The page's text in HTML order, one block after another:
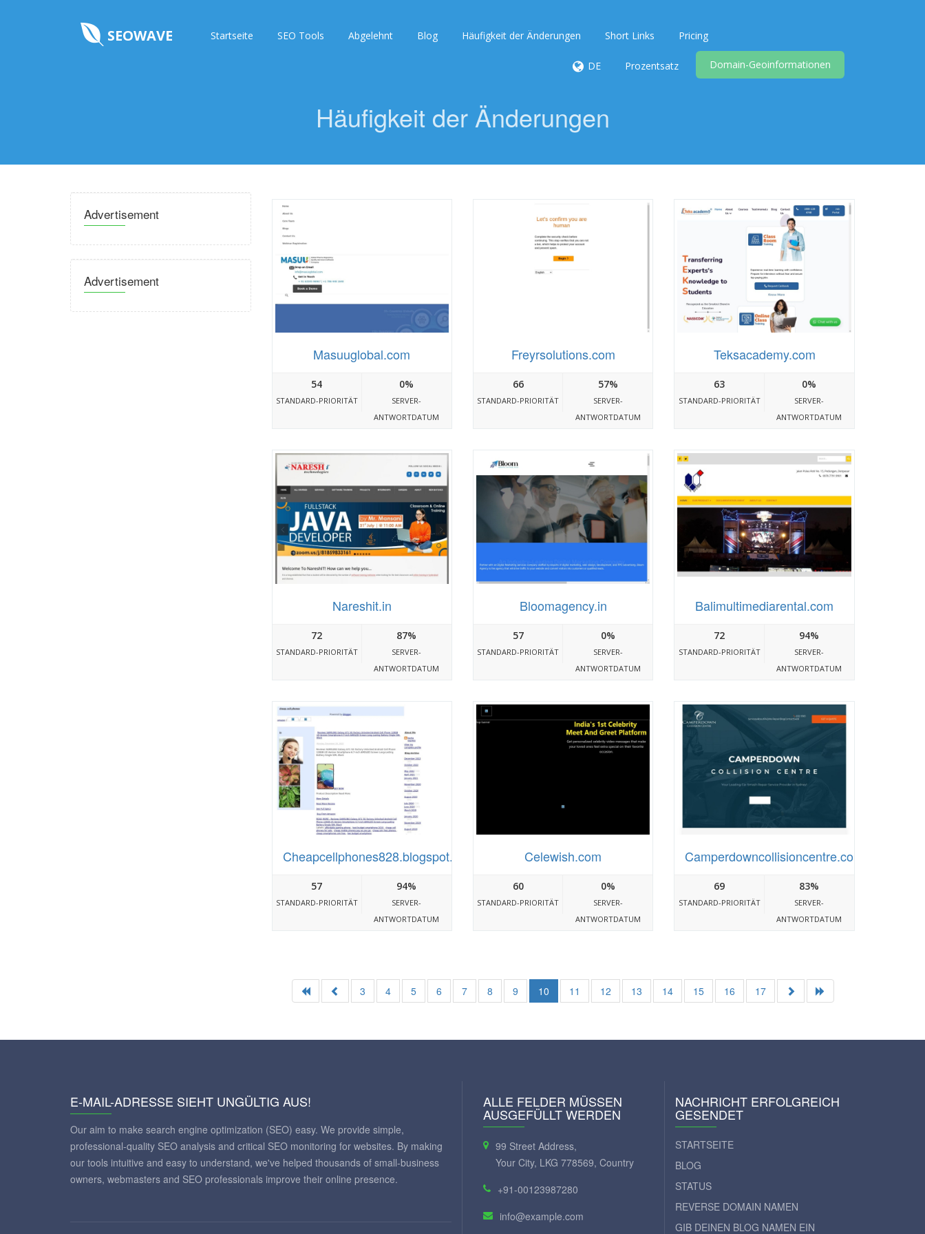
SEOWAVE Startseite SEO Tools Abgelehnt Blog Häufigkeit der Änderungen Short Links Pricing
DE Prozentsatz Domain-Geoinformationen
Häufigkeit der Änderungen
Advertisement
Advertisement
Masuuglobal.com
54
STANDARD-PRIORITÄT
0%
SERVER-
ANTWORTDATUM
Freyrsolutions.com
66
STANDARD-PRIORITÄT
57%
SERVER-
ANTWORTDATUM
Teksacademy.com
63
STANDARD-PRIORITÄT
0%
SERVER-
ANTWORTDATUM
Nareshit.in
72
STANDARD-PRIORITÄT
87%
SERVER-
ANTWORTDATUM
Bloomagency.in
57
STANDARD-PRIORITÄT
0%
SERVER-
ANTWORTDATUM
Balimultimediarental.com
72
STANDARD-PRIORITÄT
94%
SERVER-
ANTWORTDATUM
Cheapcellphones828.blogspot.com
57
STANDARD-PRIORITÄT
94%
SERVER-
ANTWORTDATUM
Celewish.com
60
STANDARD-PRIORITÄT
0%
SERVER-
ANTWORTDATUM
Camperdowncollisioncentre.com.au
69
STANDARD-PRIORITÄT
83%
SERVER-
ANTWORTDATUM
3 4 5 6 7 8 9 10 11 12 13 14 15 16 17
E-MAIL-ADRESSE SIEHT UNGÜLTIG AUS!
Our aim to make search engine optimization (SEO) easy. We provide simple,
professional-quality SEO analysis and critical SEO monitoring for websites. By making
our tools intuitive and easy to understand, we've helped thousands of small-business
owners, webmasters and SEO professionals improve their online presence.
ALLE FELDER MÜSSEN
AUSGEFÜLLT WERDEN
99 Street Address,
Your City, LKG 778569, Country
+91-00123987280
info@example.com
NACHRICHT ERFOLGREICH
GESENDET
STARTSEITE
BLOG
STATUS
REVERSE DOMAIN NAMEN
GIB DEINEN BLOG NAMEN EIN